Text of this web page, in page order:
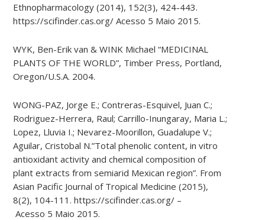
Ethnopharmacology (2014), 152(3), 424-443.
https://scifinder.cas.org/Acesso 5 Maio 2015.
WYK, Ben-Erik van & WINK Michael “MEDICINAL
PLANTS OF THE WORLD”, Timber Press, Portland,
Oregon/U.S.A. 2004.
WONG-PAZ, Jorge E.; Contreras-Esquivel, Juan C.;
Rodriguez-Herrera, Raul; Carrillo-Inungaray, Maria L.;
Lopez, Lluvia I.; Nevarez-Moorillon, Guadalupe V.;
Aguilar, Cristobal N.”Total phenolic content, in vitro
antioxidant activity and chemical composition of
plant extracts from semiarid Mexican region”. From
Asian Pacific Journal of Tropical Medicine (2015),
8(2), 104-111. https://scifinder.cas.org/ –
Acesso 5 Maio 2015.